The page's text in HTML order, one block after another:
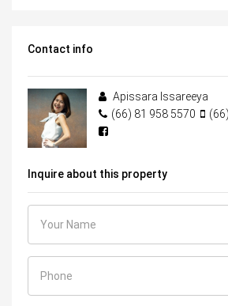
Contact info
Apissara Issareeya
(66) 81 958 5570
Inquire about this property